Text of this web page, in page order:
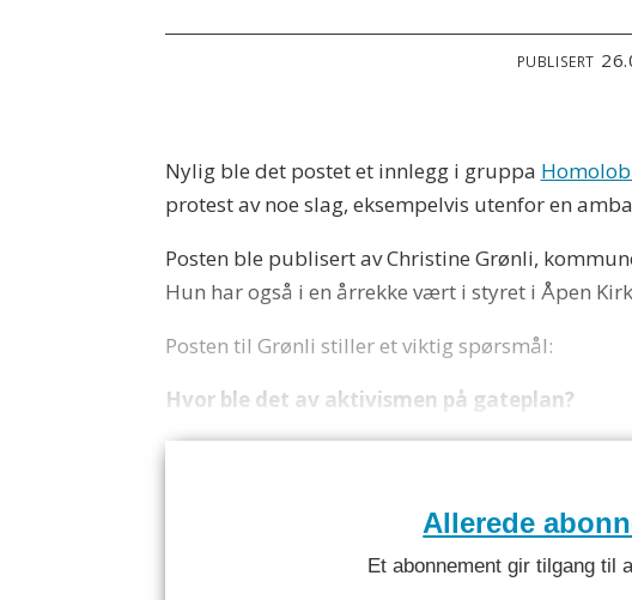
PUBLISERT
Nylig ble det postet et innlegg i gruppa
protest av noe slag, eksempelvis utenfor en
Posten ble publisert av Christine Grønli,
Hun har også i en årrekke vært i styret i Åpen
Posten til Grønli stiller et viktig spørsmål:
Hvor ble det av aktivismen på gateplan?
Allerede
Et abonnement gir tilgang til